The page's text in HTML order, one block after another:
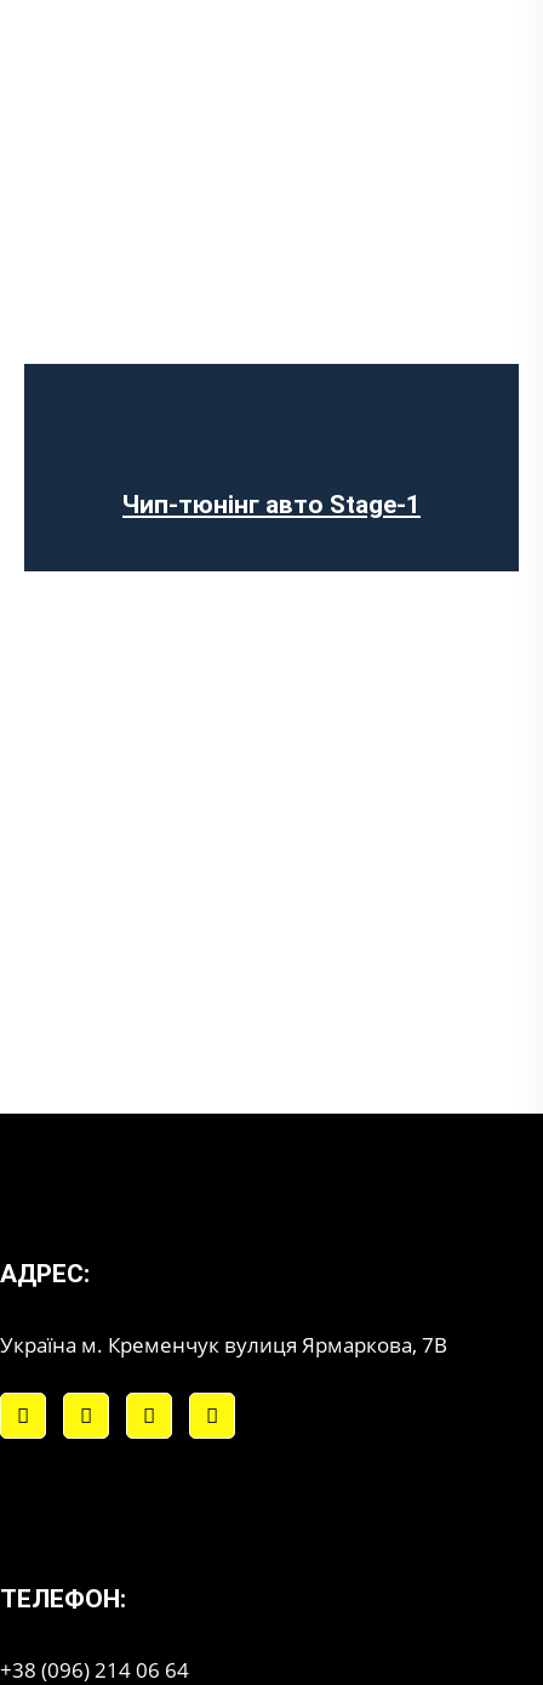
Чип-тюнінг авто Stage-1
АДРЕС:
Україна м. Кременчук вулиця Ярмаркова, 7В
ТЕЛЕФОН:
+38 (096) 214 06 64